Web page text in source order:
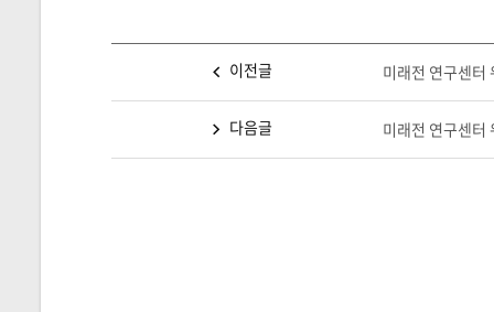
이전글 미래전 연구센터
다음글 미래전 연구센터